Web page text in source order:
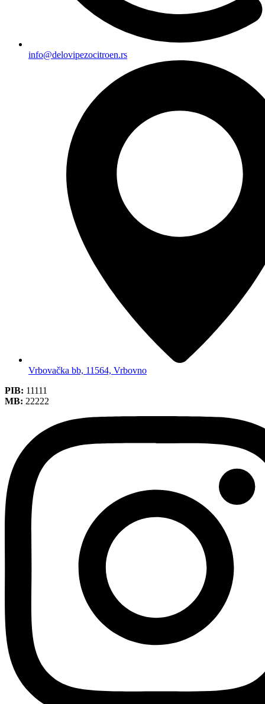
info@delovipezocitroen.rs
Vrbovačka bb, 11564, Vrbovno
PIB: 11111
MB: 22222